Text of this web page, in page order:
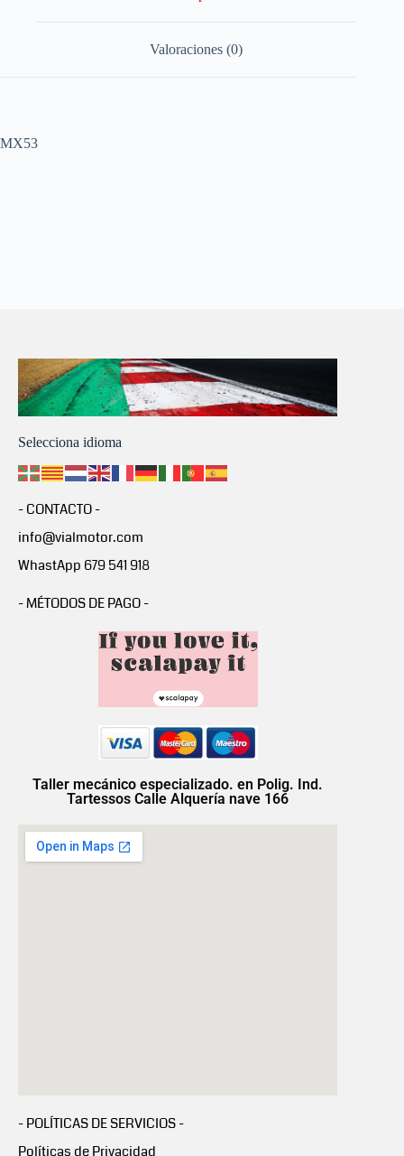
Valoraciones (0)
MX53
Selecciona idioma
- CONTACTO -
info@vialmotor.com
WhastApp 679 541 918
- MÉTODOS DE PAGO -
Taller mecánico especializado. en Polig. Ind.
Tartessos Calle Alquería nave 166
- POLÍTICAS DE SERVICIOS -
Políticas de Privacidad